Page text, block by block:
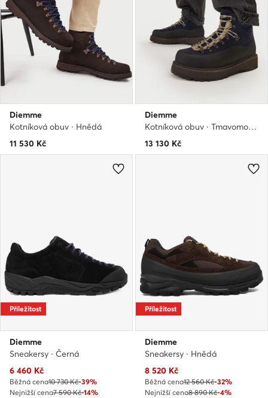
Diemme
Kotníková obuv · Hnědá
11 530 Kč
Diemme
Kotníková obuv · Tmavomodrá
13 130 Kč
Příležitost
Diemme
Sneakersy · Černá
Aktuální cena
6 460 Kč
Běžná cena10 730 Kč-39%
Nejnižší cena7 590 Kč-14%
Příležitost
Diemme
Sneakersy · Hnědá
Aktuální cena
8 520 Kč
Běžná cena12 560 Kč-32%
Nejnižší cena8 890 Kč-4%